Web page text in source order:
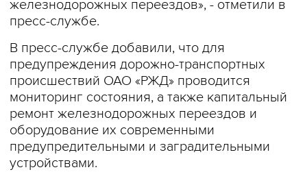
железнодорожных переездов», - отметили в
пресс-службе.
В пресс-службе добавили, что для
предупреждения дорожно-транспортных
происшествий ОАО «РЖД» проводится
мониторинг состояния, а также капитальный
ремонт железнодорожных переездов и
оборудование их современными
предупредительными и заградительными
устройствами.